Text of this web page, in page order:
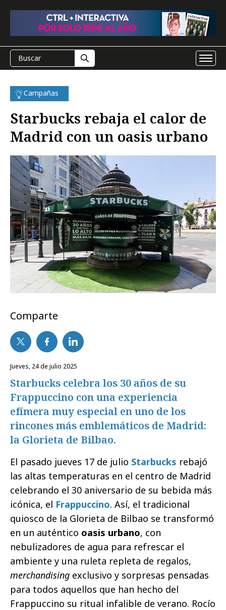
Campañas
Starbucks rebaja el calor de
Madrid con un oasis urbano
Comparte
jueves, 24 de julio 2025
Starbucks celebra los 30 años de su
Frappuccino con una experiencia
efímera muy especial en uno de los
rincones más emblemáticos de Madrid:
la Glorieta de Bilbao.
El pasado jueves 17 de julio Starbucks rebajó
las altas temperaturas en el centro de Madrid
celebrando el 30 aniversario de su bebida más
icónica, el Frappuccino. Así, el tradicional
quiosco de la Glorieta de Bilbao se transformó
en un auténtico oasis urbano, con
nebulizadores de agua para refrescar el
ambiente y una ruleta repleta de regalos,
merchandising exclusivo y sorpresas pensadas
para todos aquellos que han hecho del
Frappuccino su ritual infalible de verano. Rocío